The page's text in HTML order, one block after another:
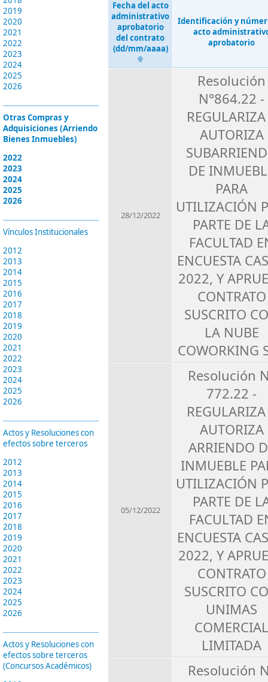
2019
2020
2021
2022
2023
2024
2025
2026
Otras Compras y
Adquisiciones (Arriendo
Bienes Inmuebles)
2022
2023
2024
2025
2026
Vínculos Institucionales
2012
2013
2014
2015
2016
2017
2018
2019
2020
2021
2022
2023
2024
2025
2026
Actos y Resoluciones con
efectos sobre terceros
2012
2013
2014
2015
2016
2017
2018
2019
2020
2021
2022
2023
2024
2025
2026
Actos y Resoluciones con
efectos sobre terceros
(Concursos Académicos)
Fecha del acto
administrativo
aprobatorio
del contrato
(dd/mm/aaaa)
Identificación y
acto
aprobatorio
28/12/2022
Resolución
N°864.22 -
AUTORIZA
DE
PARA
UTILIZACIÓN
PARTE DE
FACULTAD
ENCUESTA
2022, Y
CONTRATO
SUSCRITO
LA NUBE
COWORKING
05/12/2022
Resolución
772.22 -
AUTORIZA
ARRIENDO
INMUEBLE
UTILIZACIÓN
PARTE DE
FACULTAD
ENCUESTA
2022, Y
CONTRATO
SUSCRITO
UNIMAS
COMERCIAL
LIMITADA
Resolución